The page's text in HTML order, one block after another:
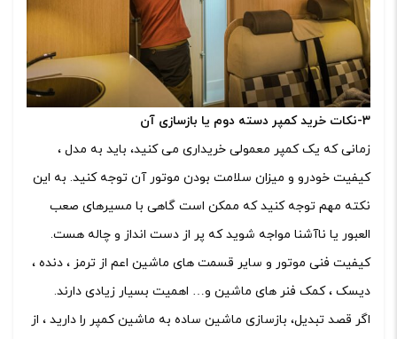
۳-نکات خرید کمپر دسته دوم یا بازسازی آن
زمانی که یک کمپر معمولی خریداری می کنید، باید به مدل ،
کیفیت خودرو و میزان سلامت بودن موتور آن توجه کنید. به این
نکته مهم توجه کنید که ممکن است گاهی با مسیرهای صعب
العبور یا ناآشنا مواجه شوید که پر از دست انداز و چاله هست.
کیفیت فنی موتور و سایر قسمت های ماشین اعم از ترمز ، دنده ،
دیسک ، کمک فنر های ماشین و… اهمیت بسیار زیادی دارند.
اگر قصد تبدیل، بازسازی ماشین ساده به ماشین کمپر را دارید ، از